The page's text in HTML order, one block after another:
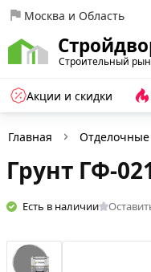
Москва и Область
Строительный
Акции и скидки
Главная
Грунт ГФ-
Есть в наличии